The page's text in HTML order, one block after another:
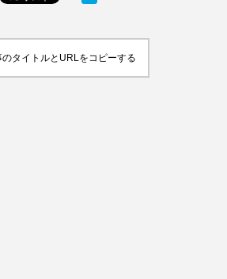
のタイトルとURLをコピーする